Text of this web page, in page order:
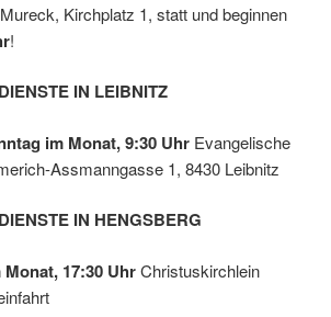
Kirchplatz 1, statt und beginnen
!
IN LEIBNITZ
im Monat, 9:30 Uhr Evangelische
Assmanngasse 1, 8430 Leibnitz
IN HENGSBERG
17:30 UhrChristuskirchlein